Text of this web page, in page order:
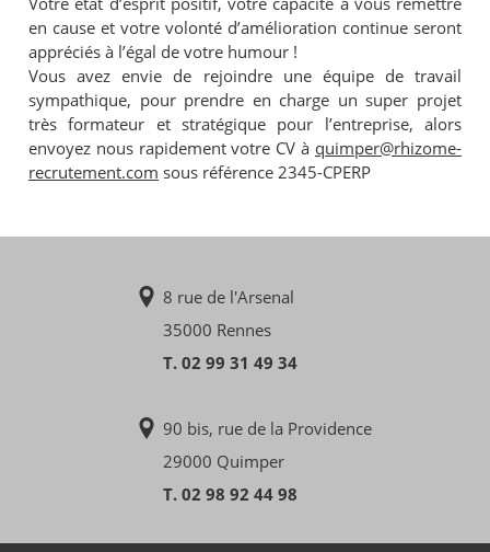
en cause et votre volonté d’amélioration continue seront
appréciés à l’égal de votre humour !
Vous avez envie de rejoindre une équipe de travail
sympathique, pour prendre en charge un super projet
très formateur et stratégique pour l’entreprise, alors
envoyez nous rapidement votre CV à quimper@rhizome-
recrutement.com sous référence 2345-CPERP
8 rue de l'Arsenal
35000 Rennes
T. 02 99 31 49 34
90 bis, rue de la Providence
29000 Quimper
T. 02 98 92 44 98